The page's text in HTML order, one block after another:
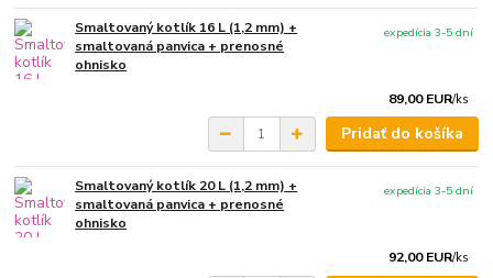
Smaltovaný kotlík 16 L (1,2 mm) +
smaltovaná panvica + prenosné
ohnisko
89,00 EUR/ks
expedícia 3-5 dní
Pridať do košíka
Smaltovaný kotlík 20 L (1,2 mm) +
smaltovaná panvica + prenosné
ohnisko
92,00 EUR/ks
expedícia 3-5 dní